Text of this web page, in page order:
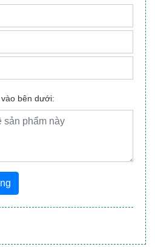
bên dưới: